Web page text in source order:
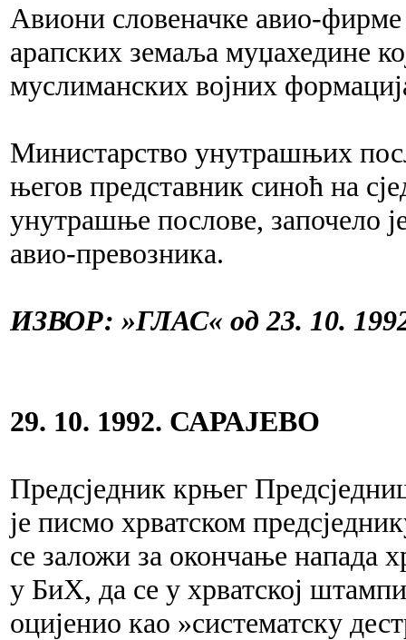
Авиони словеначке авио-фирме
арапских земаља муџахедине
муслиманских војних
Министарство унутрашњих
његов представник синоћ на
унутрашње послове, започело
авио-превозника.
ИЗВОР: »ГЛАС« од 23. 10.
29. 10. 1992. САРАЈЕВО
Предсједник крњег
је писмо хрватском
се заложи за окончање напада
у БиХ, да се у хрватској
оцијенио као »систематску